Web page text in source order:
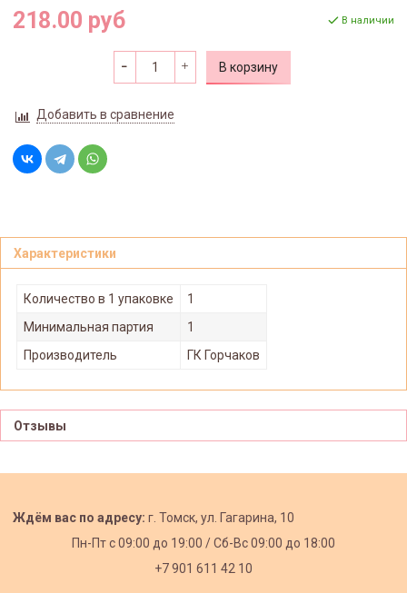
218.00 руб В наличии
В корзину
Добавить в сравнение
Характеристики
Количество в 1 упаковке
1
Минимальная партия
1
Производитель
ГК Горчаков
Отзывы
Ждём вас по адресу: г. Томск, ул. Гагарина, 10
Пн-Пт с09:00 до 19:00 /Сб-Вс 09:00 до 18:00
+7 901 611 42 10